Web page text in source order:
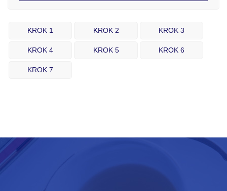
KROK 1 KROK 2 KROK 3
KROK 4 KROK 5 KROK 6
KROK 7